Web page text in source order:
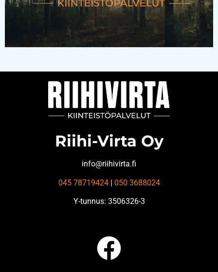
Riihi-Virta Oy
info@riihivirta.fi
045 78719424| 050 3688024
Y-tunnus: 3506326-3